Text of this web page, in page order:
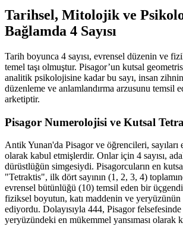
Tarihsel, Mitolojik ve
Bağlamda 4 Sayısı
Tarih boyunca 4 sayısı, evrensel düzenin ve
temel taşı olmuştur. Pisagor’un kutsal
analitik psikolojisine kadar bu sayı, insan
düzenleme ve anlamlandırma arzusunu temsil
arketiptir.
Pisagor Numerolojisi ve Kutsal
Antik Yunan'da Pisagor ve öğrencileri,
olarak kabul etmişlerdir. Onlar için 4 sayısı,
dürüstlüğün simgesiydi. Pisagorcuların en
"Tetraktis", ilk dört sayının (1, 2, 3, 4)
evrensel bütünlüğü (10) temsil eden bir üçgendi.
fiziksel boyutun, katı maddenin ve yeryüzünün
ediyordu. Dolayısıyla 444, Pisagor
yeryüzündeki en mükemmel yansıması olarak